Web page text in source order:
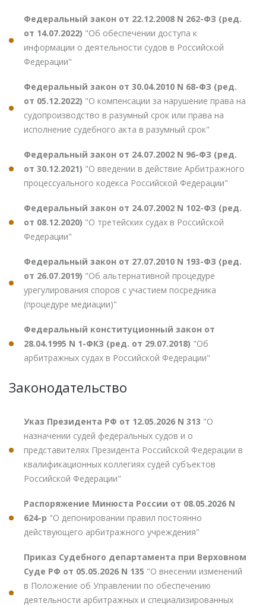
Федеральный закон от 22.12.2008 N 262-ФЗ (ред.
от 14.07.2022) "Об обеспечении доступа к
информации о деятельности судов в Российской
Федерации"
Федеральный закон от 30.04.2010 N 68-ФЗ (ред.
от 05.12.2022) "О компенсации за нарушение права на
судопроизводство в разумный срок или права на
исполнение судебного акта в разумный срок"
Федеральный закон от 24.07.2002 N 96-ФЗ (ред.
от 30.12.2021) "О введении в действие Арбитражного
процессуального кодекса Российской Федерации"
Федеральный закон от 24.07.2002 N 102-ФЗ (ред.
от 08.12.2020) "О третейских судах в Российской
Федерации"
Федеральный закон от 27.07.2010 N 193-ФЗ (ред.
от 26.07.2019) "Об альтернативной процедуре
урегулирования споров с участием посредника
(процедуре медиации)"
Федеральный конституционный закон от
28.04.1995 N 1-ФКЗ (ред. от 29.07.2018) "Об
арбитражных судах в Российской Федерации"
Законодательство
Указ Президента РФ от 12.05.2026 N 313 "О
назначении судей федеральных судов и о
представителях Президента Российской Федерации в
квалификационных коллегиях судей субъектов
Российской Федерации"
Распоряжение Минюста России от 08.05.2026 N
624-р "О депонировании правил постоянно
действующего арбитражного учреждения"
Приказ Судебного департамента при Верховном
Суде РФ от 05.05.2026 N 135 "О внесении изменений
в Положение об Управлении по обеспечению
деятельности арбитражных и специализированных